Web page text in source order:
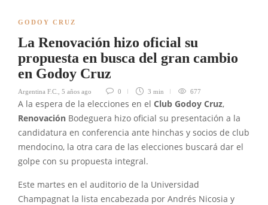
GODOY CRUZ
La Renovación hizo oficial su
propuesta en busca del gran cambio
en Godoy Cruz
Argentina F.C. 5 años ago 0 3 min 677
A la espera de la elecciones en el Club Godoy Cruz,
Renovación Bodeguera hizo oficial su presentación a la
candidatura en conferencia ante hinchas y socios de club
mendocino, la otra cara de las elecciones buscará dar el
golpe con su propuesta integral.
Este martes en el auditorio de la Universidad
Champagnat la lista encabezada por Andrés Nicosia y